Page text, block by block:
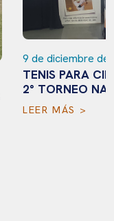
9 de diciembre de
TENIS PARA
2° TORNEO
LEER MÁS >